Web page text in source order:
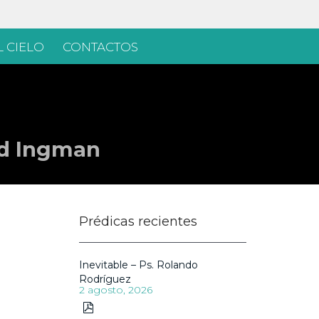
CIELO CONTACTOS
Ingman
Prédicas recientes
Inevitable – Ps. Rolando
Rodríguez
2 agosto, 2026
